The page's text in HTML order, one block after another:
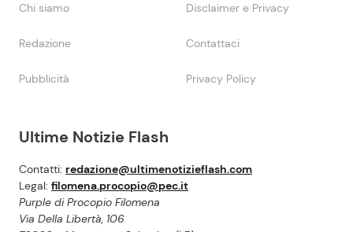
Ultime Notizie Flash
Contatti: redazione@ultimenotizieflash.com
Legal: filomena.procopio@pec.it
Purple di Procopio Filomena
Via Della Libertà, 106
Chi siamo Disclaimer e Privacy
Redazione Contattaci
Pubblicità Privacy Policy